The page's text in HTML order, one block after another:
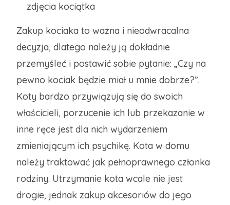
zdjęcia kociątka
Zakup kociaka to ważna i nieodwracalna
decyzja, dlatego należy ją dokładnie
przemyśleć i postawić sobie pytanie: „Czy na
pewno kociak będzie miał u mnie dobrze?”.
Koty bardzo przywiązują się do swoich
właścicieli, porzucenie ich lub przekazanie w
inne ręce jest dla nich wydarzeniem
zmieniającym ich psychikę. Kota w domu
należy traktować jak pełnoprawnego członka
rodziny. Utrzymanie kota wcale nie jest
drogie, jednak zakup akcesoriów do jego